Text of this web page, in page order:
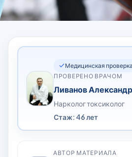
Медицинская проверка
ПРОВЕРЕНО ВРАЧОМ
Ливанов
Нарколог токсиколог
Стаж: 46 лет
АВТОР МАТЕРИАЛА